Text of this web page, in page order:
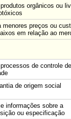
orgânicos ou
menores preços ou
em relação ao
de controle de
de origem social
informações sobre a
ou especificação